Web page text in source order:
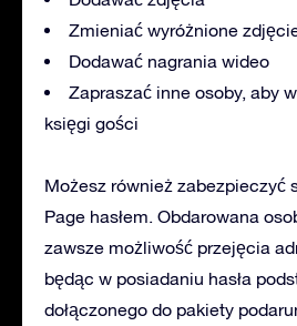
Zmieniać wyróżnione
Dodawać nagrania wideo
Zapraszać inne osoby, aby
księgi gości
Możesz również zabezpieczyć
Page hasłem. Obdarowana
zawsze możliwość przejęcia
będąc w posiadaniu hasła
dołączonego do pakiety